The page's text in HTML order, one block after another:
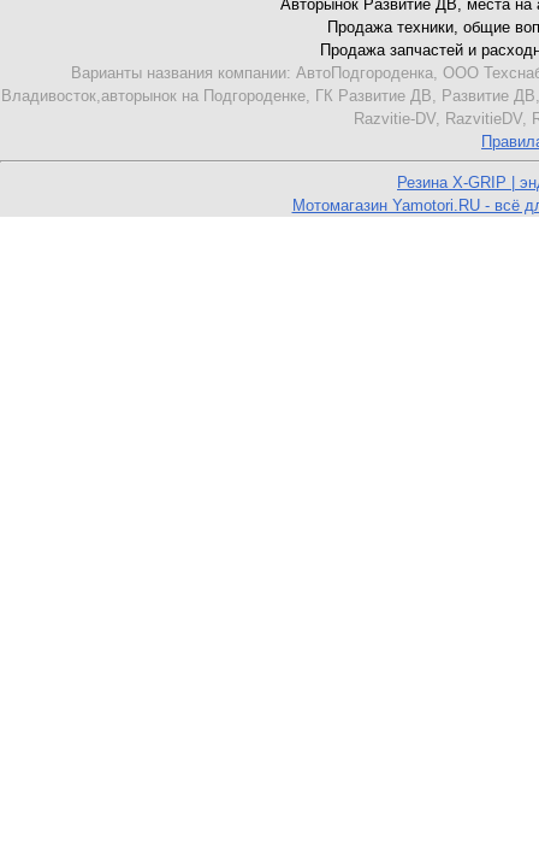
Авторынок Развитие ДВ, места на
Продажа техники, общие
Продажа запчастей и
Варианты названия компании: АвтоПодгороденка, ООО
Владивосток,авторынок на Подгороденке, ГК Развитие ДВ,
Razvitie-DV, RazvitieDV,
Резина X-GRIP |
Мотомагазин Yamotori.RU - всё